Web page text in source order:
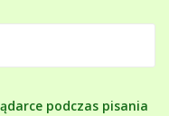
podczas pisania